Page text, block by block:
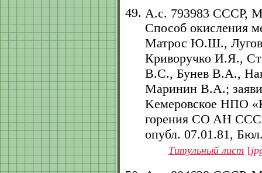
А.с. 793983 СССР,
Способ окисления
Матрос Ю.Ш.,
Криворучко И.Я.,
В.С., Бунев В.А.,
Маринин В.А.;
Kемеровское НПО
горения CO AH
опубл. 07.01.81,
Титульный лист [